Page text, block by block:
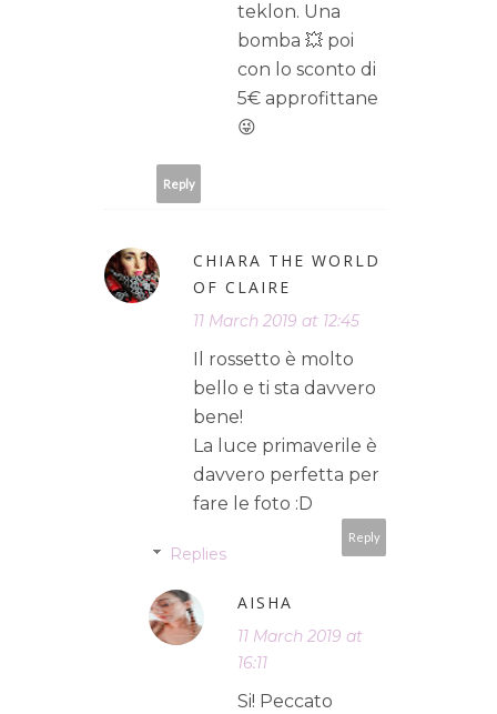
teklon. Una
bomba 💥 poi
con lo sconto di
5€ approfittane
😜
Reply
CHIARA THE WORLD
OF CLAIRE
11 March 2019 at 12:45
Il rossetto è molto
bello e ti sta davvero
bene!
La luce primaverile è
davvero perfetta per
fare le foto :D
Reply
Replies
AISHA
11 March 2019 at
16:11
Si! Peccato